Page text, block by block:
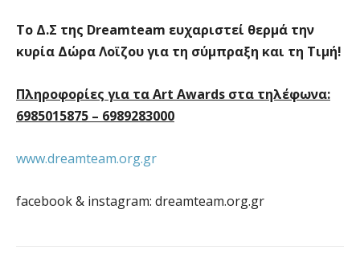
Το Δ.Σ της Dreamteam ευχαριστεί θερμά την
κυρία Δώρα Λοϊζου για τη σύμπραξη και τη Τιμή!
Πληροφορίες για τα Art Awards στα τηλέφωνα:
6985015875 – 6989283000
www.dreamteam.org.gr
facebook & instagram: dreamteam.org.gr